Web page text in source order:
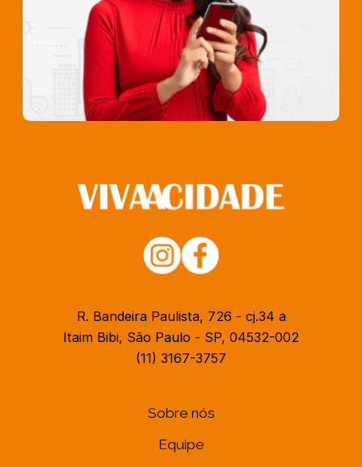
R. Bandeira Paulista, 726 - cj.34 a
Itaim Bibi, São Paulo - SP, 04532-002
(11) 3167-3757
Sobre nós
Equipe